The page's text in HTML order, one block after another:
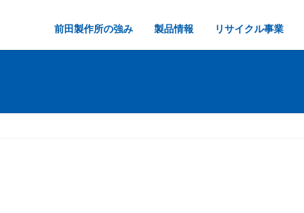
前田製作所の強み 製品情報 リサイクル事業